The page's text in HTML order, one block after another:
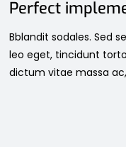
Perfect
Bblandit sodales. Sed
leo eget, tincidunt
dictum vitae massa